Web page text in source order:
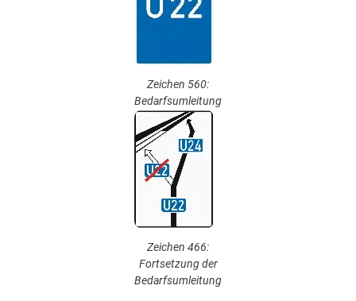
Zeichen 560:
Bedarfsumleitung
Zeichen 466:
Fortsetzung der
Bedarfsumleitung